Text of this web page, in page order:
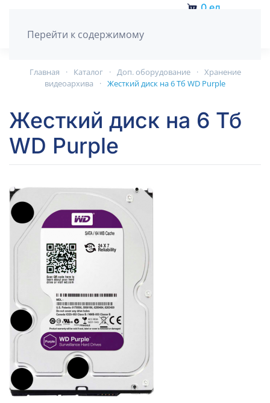
Перейти к содержимому
0 ед.
Главная Каталог Доп. оборудование
Хранение
видеоархива
Жесткий диск на 6 Тб WD Purple
Жесткий диск на 6 Тб
WD Purple